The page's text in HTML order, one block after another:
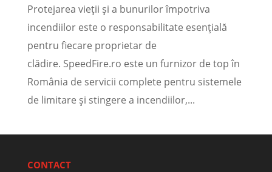
Protejarea vieții și a bunurilor împotriva
incendiilor este o responsabilitate esențială
pentru fiecare proprietar de
clădire. SpeedFire.ro este un furnizor de top în
România de servicii complete pentru sistemele
de limitare și stingere a incendiilor,...
CONTACT